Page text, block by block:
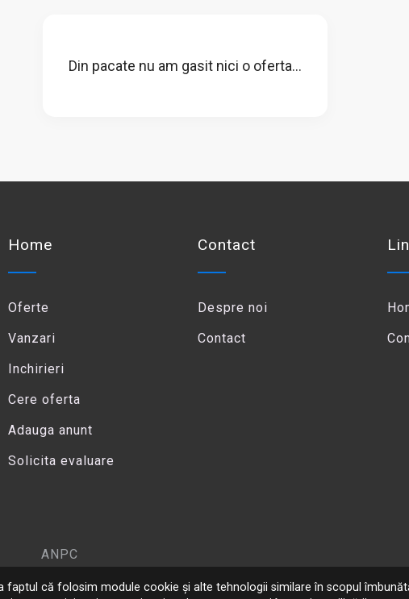
faptul că folosim module cookie și alte tehnologii similare în scopul
Din pacate nu am gasit nici o oferta...
Home
Oferte
Vanzari
Inchirieri
Cere oferta
Adauga anunt
Solicita evaluare
Contact
Despre noi
Contact
ANPC
Copyright ©2026 Panoro